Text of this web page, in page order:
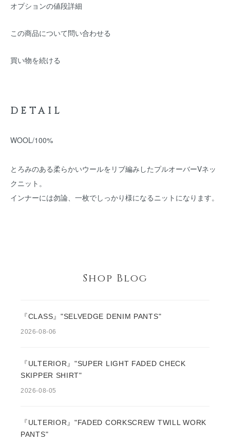
オプションの値段詳細
この商品について問い合わせる
買い物を続ける
DETAIL
WOOL/100%
とろみのある柔らかいウールをリブ編みしたプルオーバーVネッ
クニット。
インナーには勿論、一枚でしっかり様になるニットになります。
Shop Blog
『CLASS』"SELVEDGE DENIM PANTS"
2026-08-06
『ULTERIOR』"SUPER LIGHT FADED CHECK
SKIPPER SHIRT"
2026-08-05
『ULTERIOR』"FADED CORKSCREW TWILL WORK
PANTS"